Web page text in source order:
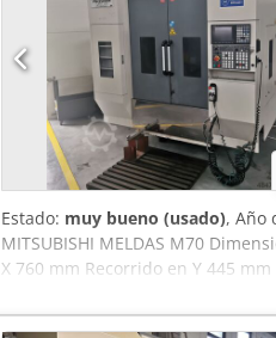
Djdpfxoyvip Tj Agyjck • Control:
de refrigerante 150 L; potencia
adecuado para mecanizado
Equipamiento adicional •
Estado: muy bueno (usado), Año
MITSUBISHI MELDAS M70
X 760 mm Recorrido en Y 445
BT40 Dcedpfx Agjv H D E Seyek
Dimensiones 2200 x 2200 x